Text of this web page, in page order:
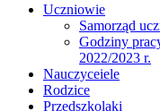
Uczniowie
Samorząd
Godziny
2022/2023 r.
Nauczyceiele
Rodzice
Przedszkolaki